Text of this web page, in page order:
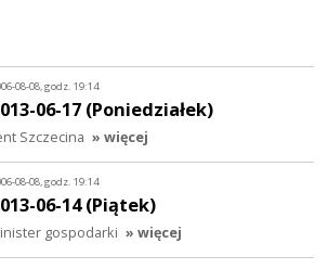
08-08, godz. 19:14
06-17 (Poniedziałek)
Szczecina » więcej
08-08, godz. 19:14
06-14 (Piątek)
gospodarki » więcej